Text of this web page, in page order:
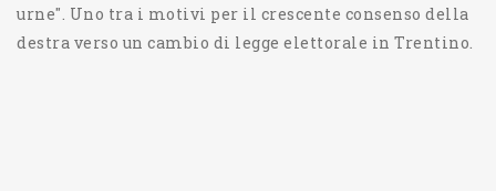
urne". Uno tra i motivi per il crescente consenso della
destra verso un cambio di legge elettorale in Trentino.